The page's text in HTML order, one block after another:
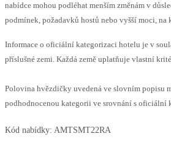
nabídce mohou podléhat menším změnám v
podmínek, požadavků hostů nebo vyšší moci, na
Informace o oficiální kategorizaci hotelu je v
příslušné zemi. Každá země uplatňuje vlastní
Polovina hvězdičky uvedená ve slovním popisu
podhodnocenou kategorii ve srovnání s oficiální
Kód nabídky: AMTSMT22RA